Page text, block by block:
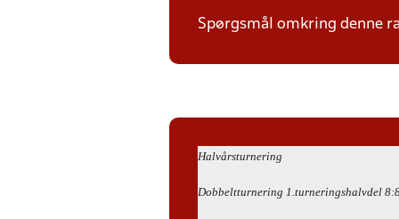
Spørgsmål omkring denne
Halvårsturnering
Dobbeltturnering 1.turneringshalvdel